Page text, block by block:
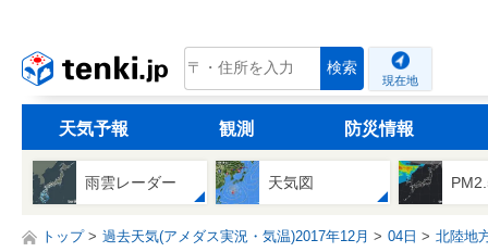
tenki.jp 検索
現在地
天気予報 観測 防災情報
雨雲レーダー 天気図
トップ 過去天気(アメダス実況・気温)2017年12月 04日 北陸地